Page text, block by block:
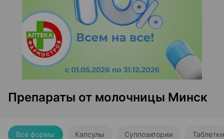
Препараты от молочницы Минск
Все формы Капсулы Суппозитории Таблетки